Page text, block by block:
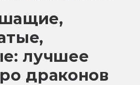
лучшее
драконов